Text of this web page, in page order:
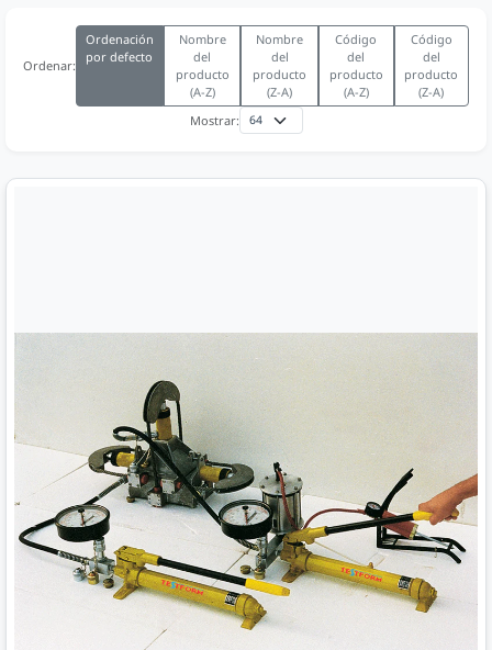
Ordenar:
Ordenación
por defecto
Nombre
del
producto
(A-Z)
Nombre
del
producto
(Z-A)
Código
del
producto
(A-Z)
Código
del
producto
(Z-A)
Mostrar: